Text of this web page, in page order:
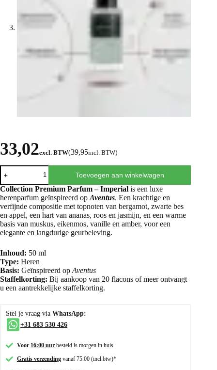
33,02excl. BTW(39,95incl. BTW)
Toevoegen aan winkelwagen
Collection Premium Parfum – Imperial is een luxe
herenparfum geïnspireerd op Aventus. Een krachtige en
verfijnde compositie met topnoten van bergamot, zwarte bes
en appel, een hart van ananas, roos en jasmijn, en een warme
basis van muskus, eikenmos, vanille en amber, voor een
elegante en langdurige geurbeleving.
Inhoud: 50 ml
Type: Heren
Basis: Geïnspireerd op Aventus
Staffelkorting: Bij aankoop van 20 flacons of meer ontvangt
u een aantrekkelijke staffelkorting.
Stel je vraag via WhatsApp:
+31 683 530 426
Voor 16:00 uur besteld is morgen in huis
Gratis verzending vanaf 75.00 (incl.btw)*